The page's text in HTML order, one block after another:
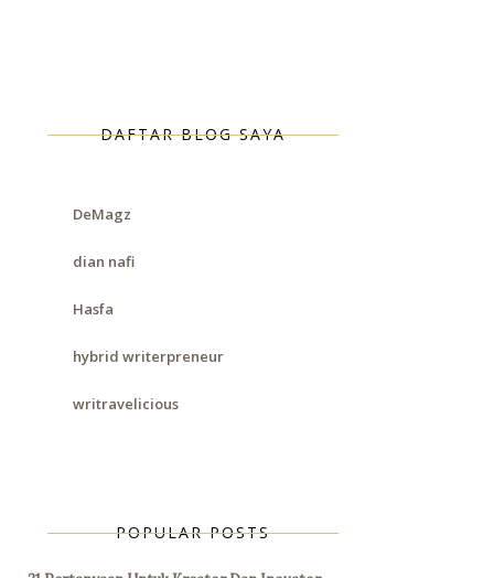
DAFTAR BLOG SAYA
DeMagz
dian nafi
Hasfa
hybrid writerpreneur
writravelicious
POPULAR POSTS